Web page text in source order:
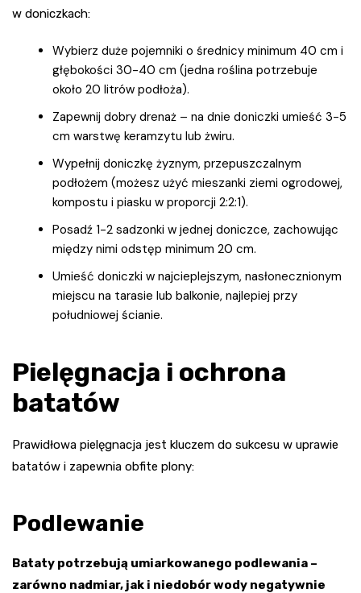
w doniczkach:
Wybierz duże pojemniki o średnicy minimum 40 cm i
głębokości 30-40 cm (jedna roślina potrzebuje
około 20 litrów podłoża).
Zapewnij dobry drenaż – na dnie doniczki umieść 3-5
cm warstwę keramzytu lub żwiru.
Wypełnij doniczkę żyznym, przepuszczalnym
podłożem (możesz użyć mieszanki ziemi ogrodowej,
kompostu i piasku w proporcji 2:2:1).
Posadź 1-2 sadzonki w jednej doniczce, zachowując
między nimi odstęp minimum 20 cm.
Umieść doniczki w najcieplejszym, nasłonecznionym
miejscu na tarasie lub balkonie, najlepiej przy
południowej ścianie.
Pielęgnacja i ochrona
batatów
Prawidłowa pielęgnacja jest kluczem do sukcesu w uprawie
batatów i zapewnia obfite plony:
Podlewanie
Bataty potrzebują umiarkowanego podlewania –
zarówno nadmiar, jak i niedobór wody negatywnie